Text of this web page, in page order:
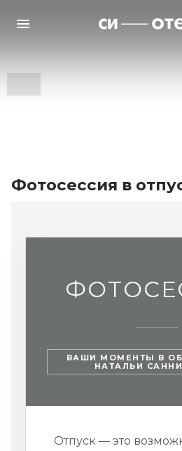
Фотосессия в
ВАШИ МОМЕНТЫ В
НАТАЛЬИ
Отпуск — это